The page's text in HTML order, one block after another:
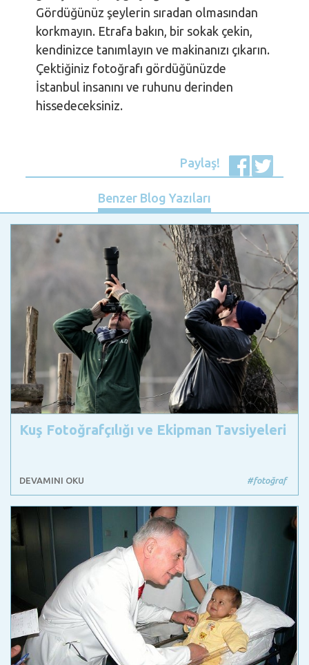
Gördüğünüz şeylerin sıradan olmasından
korkmayın. Etrafa bakın, bir sokak çekin,
kendinizce tanımlayın ve makinanızı çıkarın.
Çektiğiniz fotoğrafı gördüğünüzde
İstanbul insanını ve ruhunu derinden
hissedeceksiniz.
Paylaş!
Benzer Blog Yazıları
Kuş Fotoğrafçılığı ve Ekipman Tavsiyeleri
DEVAMINI OKU #fotoğraf